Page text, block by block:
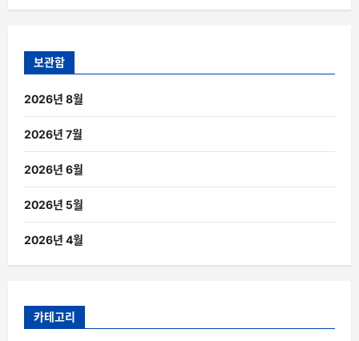
보관함
2026년 8월
2026년 7월
2026년 6월
2026년 5월
2026년 4월
카테고리